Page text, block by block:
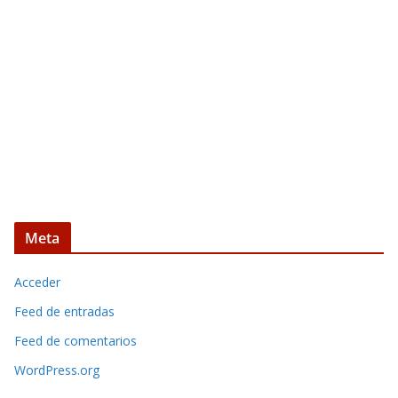
Meta
Acceder
Feed de entradas
Feed de comentarios
WordPress.org